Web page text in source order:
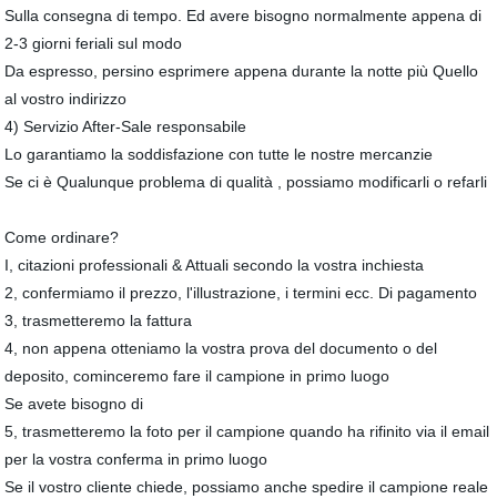
Sulla consegna di tempo. Ed avere bisogno normalmente appena di
2-3 giorni feriali sul modo
Da espresso, persino esprimere appena durante la notte più Quello
al vostro indirizzo
4) Servizio After-Sale responsabile
Lo garantiamo la soddisfazione con tutte le nostre mercanzie
Se ci è Qualunque problema di qualità , possiamo modificarli o refarli
Come ordinare?
I, citazioni professionali & Attuali secondo la vostra inchiesta
2, confermiamo il prezzo, l'illustrazione, i termini ecc. Di pagamento
3, trasmetteremo la fattura
4, non appena otteniamo la vostra prova del documento o del
deposito, cominceremo fare il campione in primo luogo
Se avete bisogno di
5, trasmetteremo la foto per il campione quando ha rifinito via il email
per la vostra conferma in primo luogo
Se il vostro cliente chiede, possiamo anche spedire il campione reale